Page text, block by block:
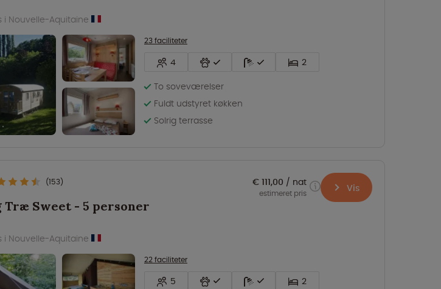
i Nouvelle-Aquitaine
23 faciliteter
4
2
To soveværelser
Fuldt udstyret køkken
Solrig terrasse
(153)
Sweet - 5 personer
i Nouvelle-Aquitaine
22 faciliteter
5
2
€ 111,00 nat
estimeret pris Vis